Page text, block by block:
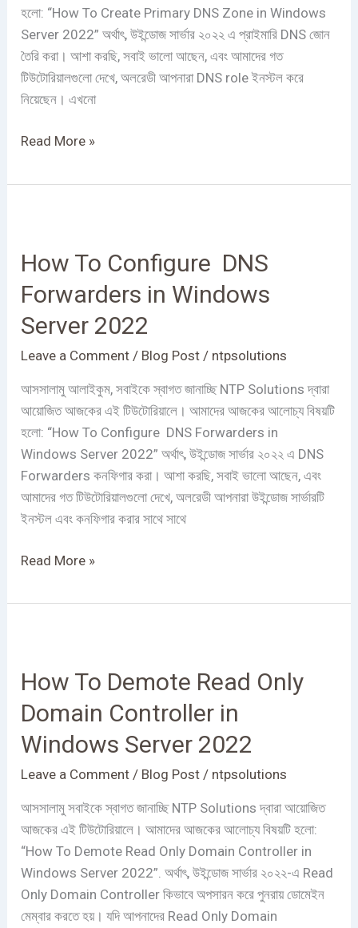
হলো: “How To Create Primary DNS Zone in Windows
Server 2022” অর্থাৎ, উইন্ডোজ সার্ভার ২০২২ এ প্রাইমারি DNS জোন
তৈরি করা। আশা করছি, সবাই ভালো আছেন, এবং আমাদের গত
টিউটোরিয়ালগুলো দেখে, অলরেডী আপনারা DNS role ইনস্টল করে
নিয়েছেন। এখনো
2022
Read More »
How To Configure DNS
Forwarders in Windows
Server 2022
Leave a Comment / Blog Post / ntpsolutions
আসসালামু আলাইকুম, সবাইকে স্বাগত জানাচ্ছি NTP Solutions দ্বারা
আয়োজিত আজকের এই টিউটোরিয়ালে। আমাদের আজকের আলোচ্য বিষয়টি
হলো: “How To Configure DNS Forwarders in
Windows Server 2022” অর্থাৎ, উইন্ডোজ সার্ভার ২০২২ এ DNS
Forwarders কনফিগার করা। আশা করছি, সবাই ভালো আছেন, এবং
আমাদের গত টিউটোরিয়ালগুলো দেখে, অলরেডী আপনারা উইন্ডোজ সার্ভারটি
ইনস্টল এবং কনফিগার করার সাথে সাথে
Configure
Forwarders
in
2022
Read More »
How To Demote Read Only
Domain Controller in
Windows Server 2022
Leave a Comment / Blog Post / ntpsolutions
আসসালামু সবাইকে স্বাগত জানাচ্ছি NTP Solutions দ্বারা আয়োজিত
আজকের এই টিউটোরিয়ালে। আমাদের আজকের আলোচ্য বিষয়টি হলো:
“How To Demote Read Only Domain Controller in
Windows Server 2022”. অর্থাৎ, উইন্ডোজ সার্ভার ২০২২-এ Read
Only Domain Controller কিভাবে অপসারন করে পুনরায় ডোমেইন
মেম্বার করতে হয়। যদি আপনাদের Read Only Domain
Demote
Only
Domain
Windows
Server
2022